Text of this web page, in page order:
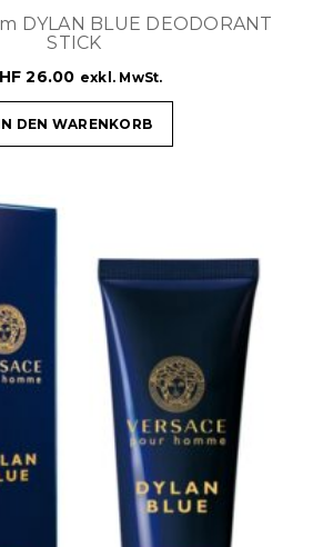
DYLAN BLUE DEODORANT
STICK
26.00 exkl. MwSt.
DEN WARENKORB